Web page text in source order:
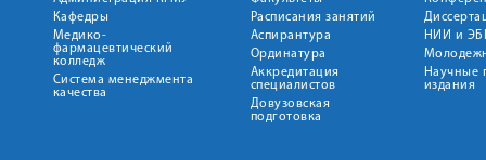
Кафедры
Медико-
фармацевтический
колледж
Система менеджмента
качества
Расписания занятий
Аспирантура
Ординатура
Аккредитация
специалистов
Довузовская
подготовка
НИИ и
Научные
издания